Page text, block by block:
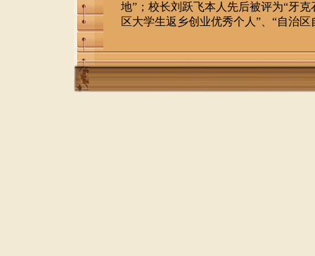
地”；校长刘跃飞本人先后被评为“牙
区大学生返乡创业优秀个人”、“自治